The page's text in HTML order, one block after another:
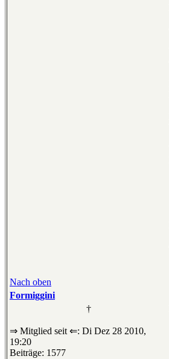
Nach oben
Formiggini
†
⇒ Mitglied seit ⇐: Di Dez 28 2010,
19:20
Beiträge: 1577